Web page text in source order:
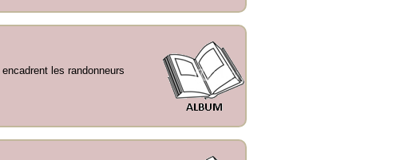
, encadrent les randonneurs